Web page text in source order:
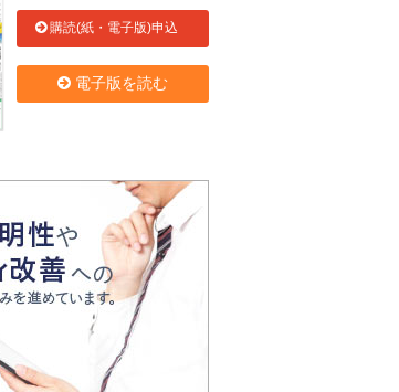
購読(紙・電子版)申込
電子版を読む